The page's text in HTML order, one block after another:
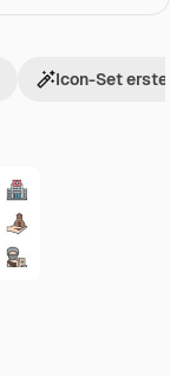
Icon-Set